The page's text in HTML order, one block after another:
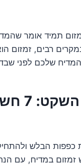
תמיד אומר
רבים, זמזום
שלכם לפני
כפפות הבלש
זמזום במדיח, עם